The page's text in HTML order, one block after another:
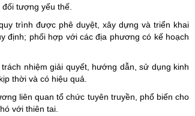
tượng yếu thế.
trình được phê duyệt, xây dựng và triển khai
định; phối hợp với các địa phương có kế hoạch
nhiệm giải quyết, hướng dẫn, sử dụng kinh
thời và có hiệu quả.
liên quan tổ chức tuyên truyền, phổ biến cho
với thiên tai.